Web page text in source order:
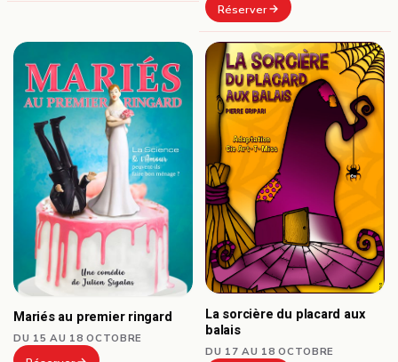
Réserver
Mariés au premier ringard
DU 15 AU 18 OCTOBRE
La sorcière du placard aux
balais
DU 17 AU 18 OCTOBRE